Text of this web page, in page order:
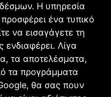
Η υπηρεσία
ένα τυπικό
να εισαγάγετε τη
ενδιαφέρει. Λίγα
τα αποτελέσματα,
τα προγράμματα
θα σας πουν